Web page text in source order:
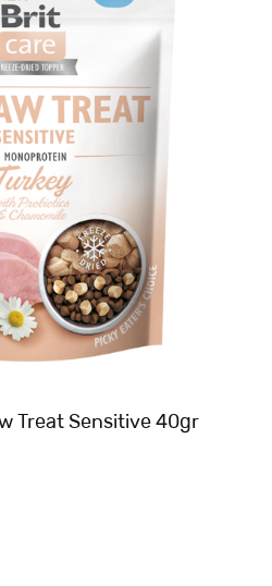
Treat Sensitive 40gr